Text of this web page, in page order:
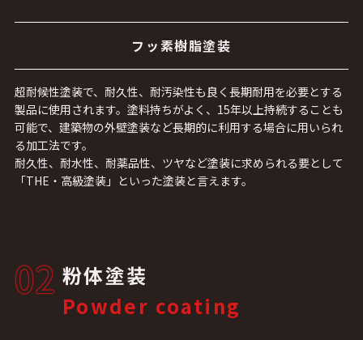
フッ素樹脂塗装
超耐候性塗装で、耐久性、耐汚染性も良く長期耐用を必要とする
製品に使用されます。塗料持ちがよく、15年以上持続することも
可能で、建築物の外壁塗装など長期的に利用する場合に用いられ
る加工法です。
耐久性、耐水性、耐薬品性、ツヤなど塗装に求められる要として
「THE・高級塗装」といった塗装と言えます。
02 粉体塗装
Powder coating